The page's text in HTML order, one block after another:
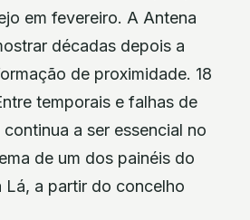
em fevereiro. A Antena
décadas depois a
de proximidade. 18
temporais e falhas de
a ser essencial no
de um dos painéis do
Lá, a partir do concelho